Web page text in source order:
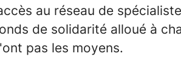
au réseau de
de solidarité alloué à
pas les moyens.